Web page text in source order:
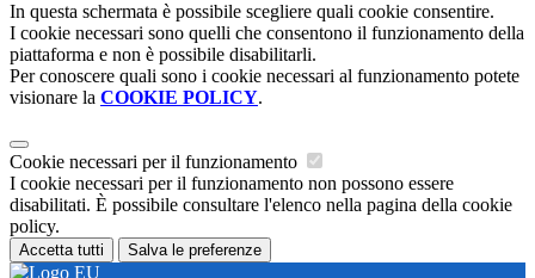
In questa schermata è possibile scegliere quali cookie consentire.
I cookie necessari sono quelli che consentono il funzionamento della
piattaforma e non è possibile disabilitarli.
Per conoscere quali sono i cookie necessari al funzionamento potete
visionare la COOKIE POLICY.
Cookie necessari per il funzionamento
I cookie necessari per il funzionamento non possono essere
disabilitati. È possibile consultare l'elenco nella pagina della cookie
policy.
Accetta tutti Salva le preferenze